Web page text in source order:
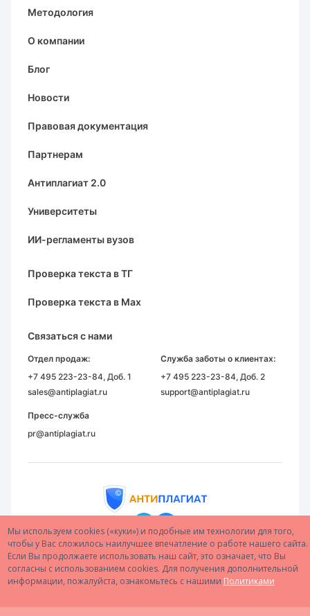
Мы используем cookies («куки») и подобные им технологии для того,
чтобы у Вас сложилось наилучшее впечатление о работе нашего сайта.
Если Вы продолжаете использовать наш сайт, это означает, что Вы
согласны с использованием cookies. Для получения дополнительной
информации, пожалуйста, ознакомьтесь с нашими Политиками
Методология
О компании
Блог
Новости
Правовая документация
Партнерам
Антиплагиат 2.0
Университеты
ИИ-регламенты вузов
Проверка текста в ТГ
Проверка текста в Max
Связаться с нами
Отдел продаж:
+7 495 223-23-84, Доб. 1
sales@antiplagiat.ru
Служба заботы о клиентах:
+7 495 223-23-84, Доб. 2
support@antiplagiat.ru
Пресс-служба
pr@antiplagiat.ru
© 2005–2026 АО «Антиплагиат»